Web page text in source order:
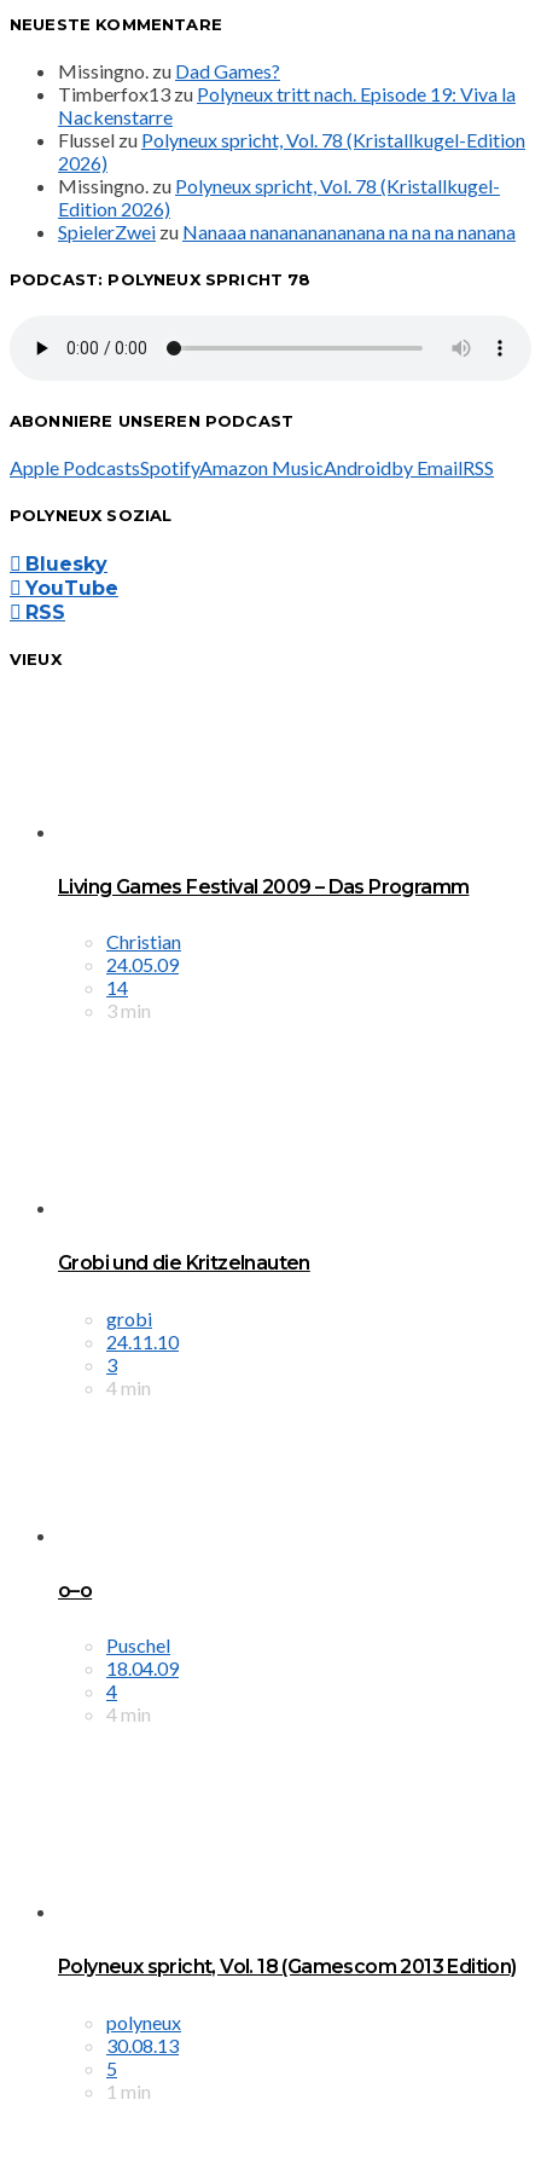
NEUESTE KOMMENTARE
Missingno. zu Dad Games?
Timberfox13 zu Polyneux tritt nach. Episode 19: Viva la
Nackenstarre
Flussel zu Polyneux spricht, Vol. 78 (Kristallkugel-Edition
2026)
Missingno. zu Polyneux spricht, Vol. 78 (Kristallkugel-
Edition 2026)
SpielerZwei zu Nanaaa nanananananana na na na nanana
PODCAST: POLYNEUX SPRICHT 78
ABONNIERE UNSEREN PODCAST
Apple PodcastsSpotifyAmazon MusicAndroidby EmailRSS
POLYNEUX SOZIAL
Bluesky
YouTube
RSS
VIEUX
Living Games Festival 2009 – Das Programm
Christian
24.05.09
14
3 min
Grobi und die Kritzelnauten
grobi
24.11.10
3
4 min
o–o
Puschel
18.04.09
4
4 min
Polyneux spricht, Vol. 18 (Gamescom 2013 Edition)
polyneux
30.08.13
5
1 min